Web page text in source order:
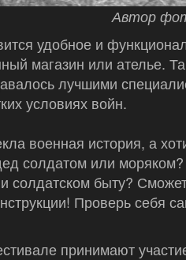
Автор
удобное и
магазин или ателье.
лучшими
условиях войн.
военная история, а
солдатом или
солдатском быту?
Проверь себя
принимают